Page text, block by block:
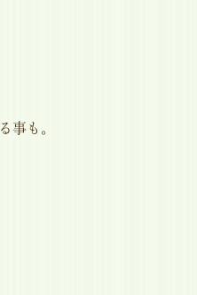
事も。